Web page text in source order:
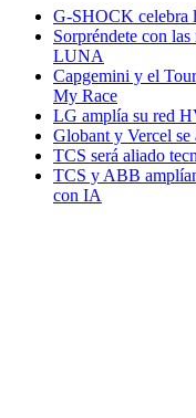
G-SHOCK celebra
Sorpréndete con
LUNA
Capgemini y el
My Race
LG amplía su red
Globant y Vercel se
TCS será aliado
TCS y ABB
con IA